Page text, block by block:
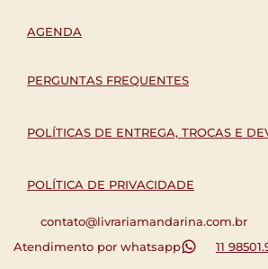
AGENDA
PERGUNTAS FREQUENTES
POLÍTICAS DE ENTREGA, TROCAS E
POLÍTICA DE PRIVACIDADE
contato@livrariamandarina.com.br
Atendimento por whatsapp
11